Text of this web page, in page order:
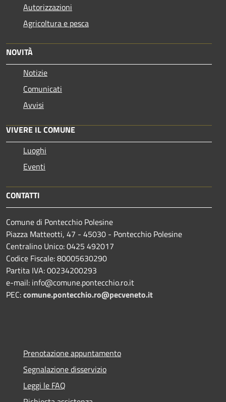
Autorizzazioni
Agricoltura e pesca
NOVITÀ
Notizie
Comunicati
Avvisi
VIVERE IL COMUNE
Luoghi
Eventi
CONTATTI
Comune di Pontecchio Polesine
Piazza Matteotti, 47 - 45030 - Pontecchio Polesine
Centralino Unico: 0425 492017
Codice Fiscale: 80005630290
Partita IVA: 00234200293
e-mail: info@comune.pontecchio.ro.it
PEC:comune.pontecchio.ro@pecveneto.it
Prenotazione appuntamento
Segnalazione disservizio
Leggi le FAQ